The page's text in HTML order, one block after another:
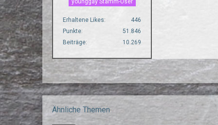
Erhaltene Likes
446
Punkte
51.846
Beiträge
10.269
Ähnliche Themen